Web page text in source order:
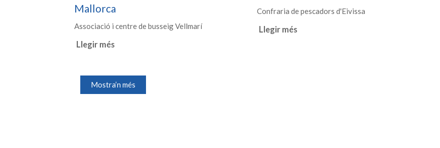
Mallorca
Associació i centre de busseig Vellmarí
Llegir més
Confraria de pescadors d'Eivissa
Llegir més
Mostra’n més